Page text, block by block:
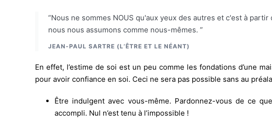
“Nous ne sommes NOUS qu'aux yeux des autres et c'est à
nous nous assumons comme nous-mêmes. ”
JEAN-PAUL SARTRE (L’ÊTRE ET LE NÉANT)
En effet, l’estime de soi est un peu comme les fondations d’une
pour avoir confiance en soi. Ceci ne sera pas possible sans au
Être indulgent avec vous-même. Pardonnez-vous de ce
accompli. Nul n’est tenu à l’impossible !